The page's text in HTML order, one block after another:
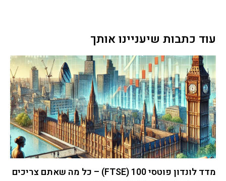
עוד כתבות שיעניינו אותך
מדד לונדון פוטסי 100 (FTSE) – כל מה שאתם צריכים